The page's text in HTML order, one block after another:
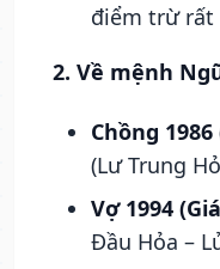
điểm trừ rất
2. Về mệnh
Chồng
(Lư Trung
Vợ 1994
Đầu Hỏa –